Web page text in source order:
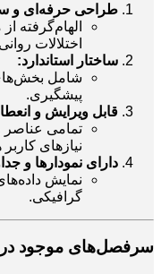
طراحی حرفه‌ای و
الهام‌گرفته
اختلالات
ساختار استاندارد:
شامل
پیشگیری.
قابل ویرایش و
تمامی عناصر
نیازهای
دارای نمودارها و
نمایش
گرافیکی.
سرفصل‌های موجود در